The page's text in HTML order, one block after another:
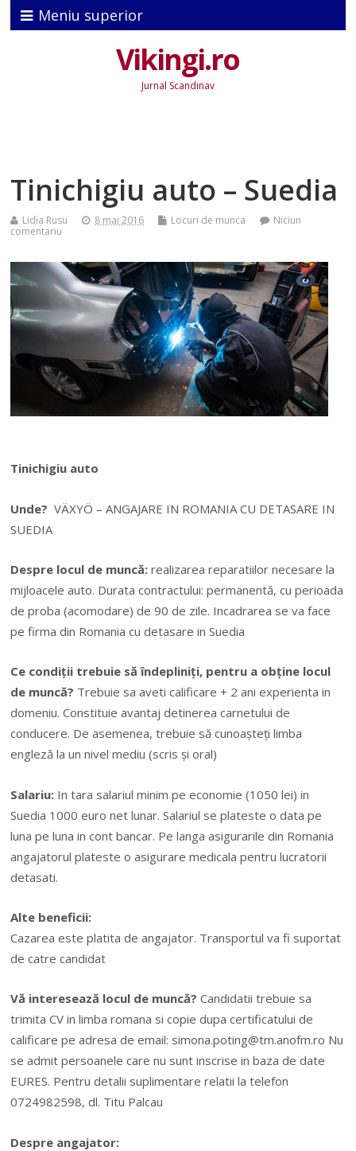
Meniu superior
Vikingi.ro
Jurnal Scandinav
Tinichigiu auto – Suedia
Lidia Rusu 8 mai 2016 Locuri de munca
Niciun
comentariu
Tinichigiu auto
Unde?VÄXYÖ – ANGAJARE IN ROMANIA CU DETASARE IN
SUEDIA
Despre locul de muncă: realizarea reparatiilor necesare la
mijloacele auto. Durata contractului: permanentă, cu perioada
de proba (acomodare) de 90 de zile. Incadrarea se va face
pe firma din Romania cu detasare in Suedia
Ce condiții trebuie să îndepliniți, pentru a obține locul
de muncă? Trebuie sa aveti calificare + 2 ani experienta in
domeniu. Constituie avantaj detinerea carnetului de
conducere. De asemenea, trebuie să cunoașteți limba
engleză la un nivel mediu (scris și oral)
Salariu: In tara salariul minim pe economie (1050 lei) in
Suedia 1000 euro net lunar. Salariul se plateste o data pe
luna pe luna in cont bancar. Pe langa asigurarile din Romania
angajatorul plateste o asigurare medicala pentru lucratorii
detasati.
Alte beneficii:
Cazarea este platita de angajator. Transportul va fi suportat
de catre candidat
Vă interesează locul de muncă? Candidatii trebuie sa
trimita CV in limba romana si copie dupa certificatului de
calificare pe adresa de email: simona.poting@tm.anofm.ro Nu
se admit persoanele care nu sunt inscrise in baza de date
EURES. Pentru detalii suplimentare relatii la telefon
0724982598, dl. Titu Palcau
Despre angajator: